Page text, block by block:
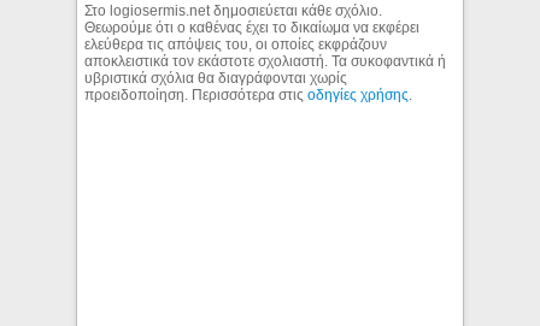
Στο logiosermis.net δημοσιεύεται κάθε σχόλιο.
Θεωρούμε ότι ο καθένας έχει το δικαίωμα να εκφέρει
ελεύθερα τις απόψεις του, οι οποίες εκφράζουν
αποκλειστικά τον εκάστοτε σχολιαστή. Τα συκοφαντικά ή
υβριστικά σχόλια θα διαγράφονται χωρίς
προειδοποίηση. Περισσότερα στιςοδηγίες χρήσης